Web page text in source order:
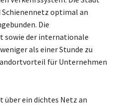
Schienennetz optimal an
Die
sowie der internationale
als einer Stunde zu
für Unternehmen
über ein dichtes Netz an